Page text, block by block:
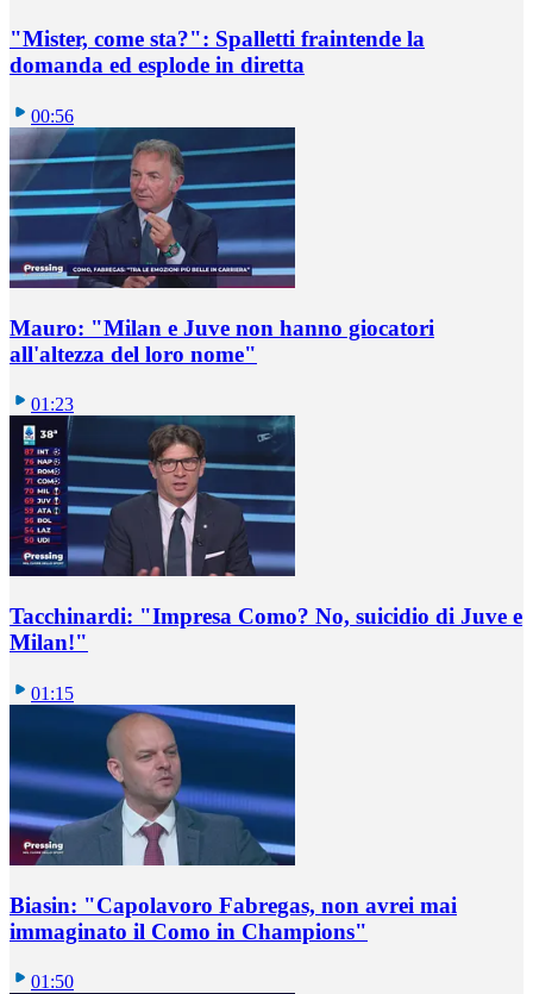
"Mister, come sta?": Spalletti fraintende la
domanda ed esplode in diretta
00:56
Mauro: "Milan e Juve non hanno giocatori
all'altezza del loro nome"
01:23
Tacchinardi: "Impresa Como? No, suicidio di Juve e
Milan!"
01:15
Biasin: "Capolavoro Fabregas, non avrei mai
immaginato il Como in Champions"
01:50